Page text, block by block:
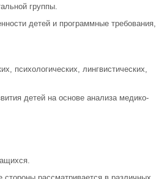
группы.
детей и программные требования,
психологических, лингвистических,
детей на основе анализа медико-